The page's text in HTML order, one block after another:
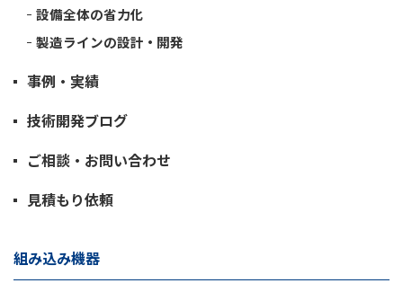
設備全体の省力化
製造ラインの設計・開発
事例・実績
技術開発ブログ
ご相談・お問い合わせ
見積もり依頼
組み込み機器